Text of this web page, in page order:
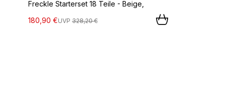
Freckle Starterset 18 Teile - Beige,
180,90 €UVP 328,20 €